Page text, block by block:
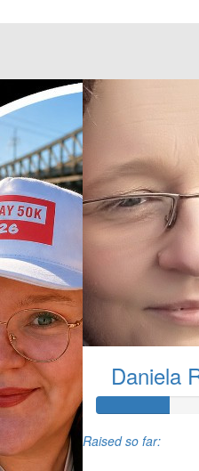
Daniela
Raised so far: